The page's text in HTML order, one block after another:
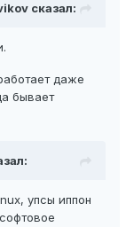
сказал:
даже
бывает
упсы иппон